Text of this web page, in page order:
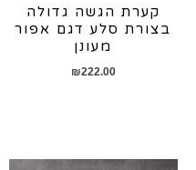
קערת הגשה גדולה
בצורת סלע דגם אפור
מעונן
₪222.00